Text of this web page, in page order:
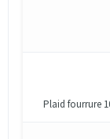
Plaid fourrure